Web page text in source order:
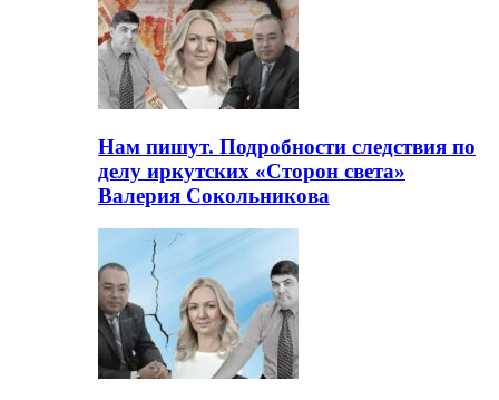
Нам пишут. Подробности следствия по
делу иркутских «Сторон света»
Валерия Сокольникова